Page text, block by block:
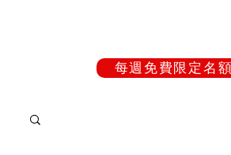
每週免費限定名